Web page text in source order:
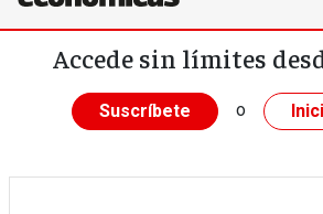
Pasar al contenido principal
Accede sin límites
Suscríbete o